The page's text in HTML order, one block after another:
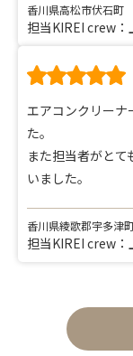
香川県高松市伏石町
担当KIREI crew
エアコンクリーナ
た。
また担当者がと
いました。
香川県綾歌郡宇多津
担当KIREI crew